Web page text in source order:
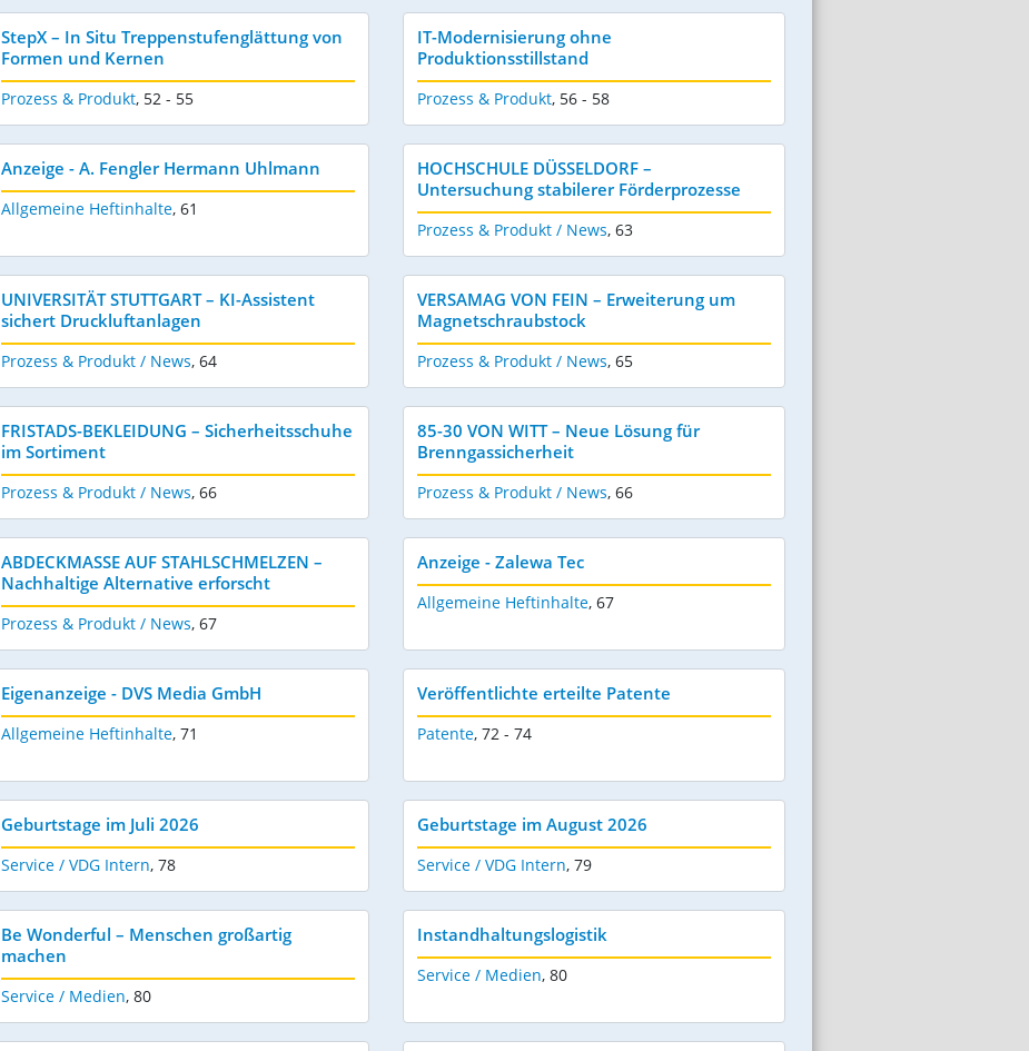
StepX – In Situ Treppenstufenglättung von
Formen und Kernen
Prozess & Produkt, 52 - 55
IT-Modernisierung ohne
Produktionsstillstand
Prozess & Produkt, 56 - 58
Anzeige - A. Fengler Hermann Uhlmann
Allgemeine Heftinhalte, 61
HOCHSCHULE DÜSSELDORF –
Untersuchung stabilerer Förderprozesse
Prozess & Produkt / News, 63
UNIVERSITÄT STUTTGART – KI-Assistent
sichert Druckluftanlagen
Prozess & Produkt / News, 64
VERSAMAG VON FEIN – Erweiterung um
Magnetschraubstock
Prozess & Produkt / News, 65
FRISTADS-BEKLEIDUNG – Sicherheitsschuhe
im Sortiment
Prozess & Produkt / News, 66
85-30 VON WITT – Neue Lösung für
Brenngassicherheit
Prozess & Produkt / News, 66
ABDECKMASSE AUF STAHLSCHMELZEN –
Nachhaltige Alternative erforscht
Prozess & Produkt / News, 67
Anzeige - Zalewa Tec
Allgemeine Heftinhalte, 67
Eigenanzeige - DVS Media GmbH
Allgemeine Heftinhalte, 71
Veröffentlichte erteilte Patente
Patente, 72 - 74
Geburtstage im Juli 2026
Service / VDG Intern, 78
Geburtstage im August 2026
Service / VDG Intern, 79
Be Wonderful – Menschen großartig
machen
Service / Medien, 80
Instandhaltungslogistik
Service / Medien, 80